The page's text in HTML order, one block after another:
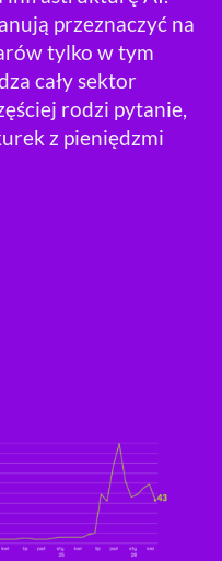
, otwiera się w nowym
w nowym oknie
Zgłoś problem
, otwiera się w
przeznaczyć na
tylko w tym
cały sektor
rodzi pytanie,
z pieniędzmi